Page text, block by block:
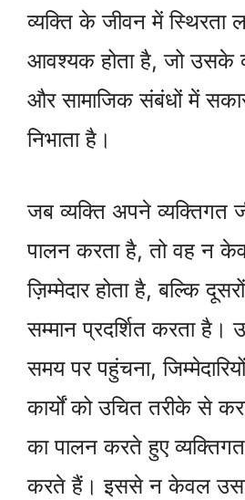
व्यक्ति के जीवन में स्थिरता
आवश्यक होता है, जो उसके
और सामाजिक संबंधों में
निभाता है।
जब व्यक्ति अपने व्यक्तिगत
पालन करता है, तो वह न
ज़िम्मेदार होता है, बल्कि
सम्मान प्रदर्शित करता है।
समय पर पहुंचना,
कार्यों को उचित तरीके से
का पालन करते हुए
करते हैं। इससे न केवल